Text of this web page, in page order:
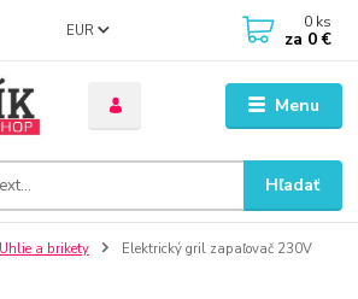
Menu
EUR
Hľadať
0 ks
za 0 €
Uhlie a brikety
Elektrický gril zapaľovač 230V